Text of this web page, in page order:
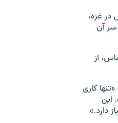
در غزه،
سر آن
از
کاری
این
دارد.»